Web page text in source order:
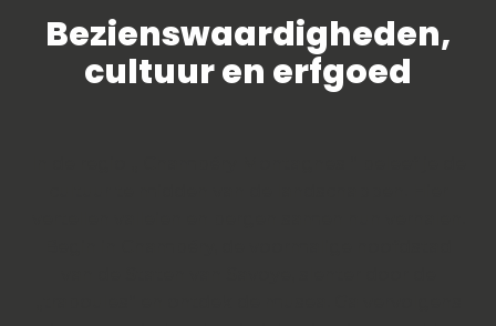
Bezienswaardigheden,
cultuur en erfgoed